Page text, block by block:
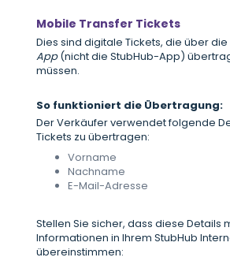
Mobile Transfer Tickets
Dies sind digitale Tickets, die über die
App(nicht die StubHub-App)
müssen.
So funktioniert die Übertragung:
Der Verkäufer verwendet folgende
Tickets zu übertragen:
Vorname
Nachname
E-Mail-Adresse
Stellen Sie sicher, dass diese Details
Informationen in Ihrem StubHub
übereinstimmen: